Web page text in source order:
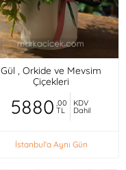
Gül , Orkide ve Mevsim
Çiçekleri
5880 ,00
TL
KDV
Dahil
İstanbul'a Aynı Gün